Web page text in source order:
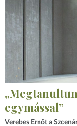
egymással”
Verebes Ernőt a